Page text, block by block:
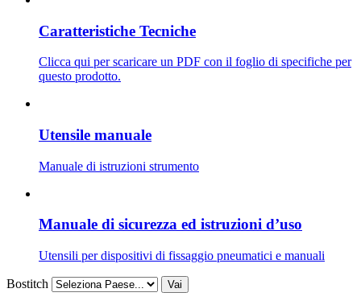
Caratteristiche Tecniche
Clicca qui per scaricare un PDF con il foglio di specifiche per
questo prodotto.
Utensile manuale
Manuale di istruzioni strumento
Manuale di sicurezza ed istruzioni d’uso
Utensili per dispositivi di fissaggio pneumatici e manuali
Bostitch Vai